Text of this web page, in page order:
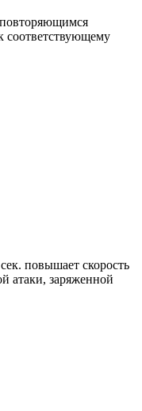
соответствующему
повышает скорость
атаки, заряженной